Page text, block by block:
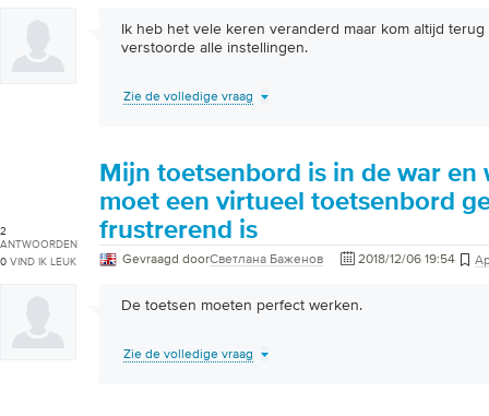
Ik heb het vele keren veranderd maar kom altijd terug
verstoorde alle instellingen.
Zie de volledige vraag
2
ANTWOORDEN
0 VIND IK LEUK
Mijn toetsenbord is in de war en
moet een virtueel toetsenbord
frustrerend is
Gevraagd doorСветлана Баженов 2018/12/06 19:54
De toetsen moeten perfect werken.
Zie de volledige vraag